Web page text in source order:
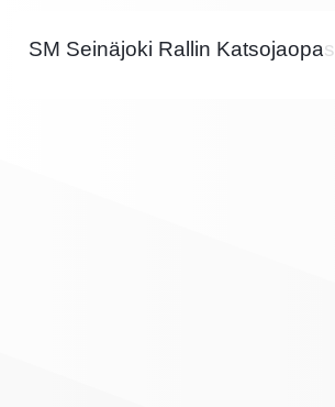
SM Seinäjoki Rallin Katsojaopas